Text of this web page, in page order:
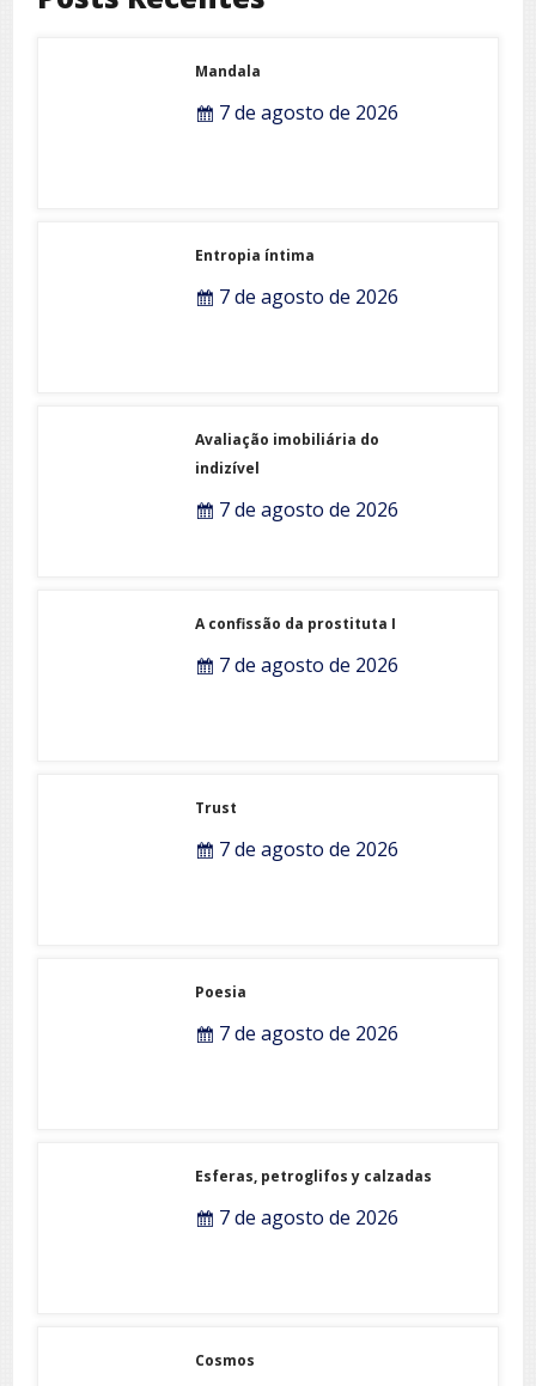
Mandala
7 de agosto de 2026
Entropia íntima
7 de agosto de 2026
Avaliação imobiliária do
indizível
7 de agosto de 2026
A confissão da prostituta I
7 de agosto de 2026
Trust
7 de agosto de 2026
Poesia
7 de agosto de 2026
Esferas, petroglifos y calzadas
7 de agosto de 2026
Cosmos